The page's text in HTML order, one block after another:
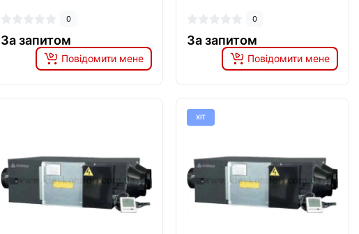
0
За запитом
Повідомити мене
0
За запитом
Повідомити мене
ХІТ